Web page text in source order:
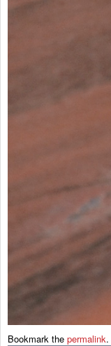
Bookmark the permalink.